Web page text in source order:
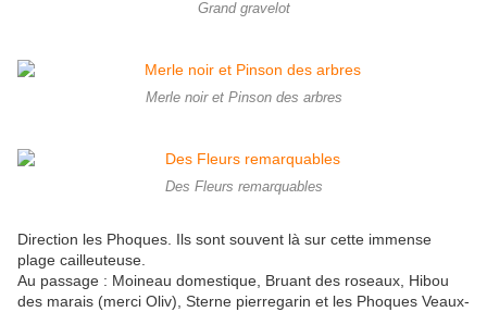
Grand gravelot
Merle noir et Pinson des arbres
Des Fleurs remarquables
Direction les Phoques. Ils sont souvent là sur cette immense
plage cailleuteuse.
Au passage : Moineau domestique, Bruant des roseaux, Hibou
des marais (merci Oliv), Sterne pierregarin et les Phoques Veaux-